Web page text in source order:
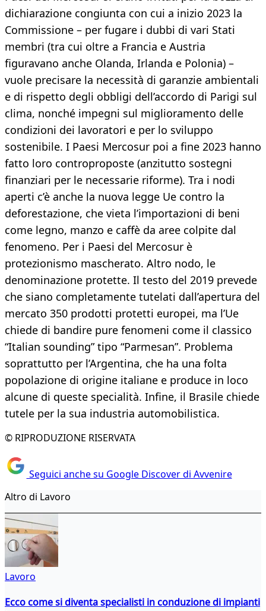
dichiarazione congiunta con cui a inizio 2023 la
Commissione – per fugare i dubbi di vari Stati
membri (tra cui oltre a Francia e Austria
figuravano anche Olanda, Irlanda e Polonia) –
vuole precisare la necessità di garanzie ambientali
e di rispetto degli obbligi dell’accordo di Parigi sul
clima, nonché impegni sul miglioramento delle
condizioni dei lavoratori e per lo sviluppo
sostenibile. I Paesi Mercosur poi a fine 2023 hanno
fatto loro controproposte (anzitutto sostegni
finanziari per le necessarie riforme). Tra i nodi
aperti c’è anche la nuova legge Ue contro la
deforestazione, che vieta l’importazioni di beni
come legno, manzo e caffè da aree colpite dal
fenomeno. Per i Paesi del Mercosur è
protezionismo mascherato. Altro nodo, le
denominazione protette. Il testo del 2019 prevede
che siano completamente tutelati dall’apertura del
mercato 350 prodotti protetti europei, ma l’Ue
chiede di bandire pure fenomeni come il classico
“Italian sounding” tipo “Parmesan”. Problema
soprattutto per l’Argentina, che ha una folta
popolazione di origine italiane e produce in loco
alcune di queste specialità. Infine, il Brasile chiede
tutele per la sua industria automobilistica.
© RIPRODUZIONE RISERVATA
Seguici anche su Google Discover di Avvenire
Altro di Lavoro
Lavoro
Ecco come si diventa specialisti in conduzione di impianti